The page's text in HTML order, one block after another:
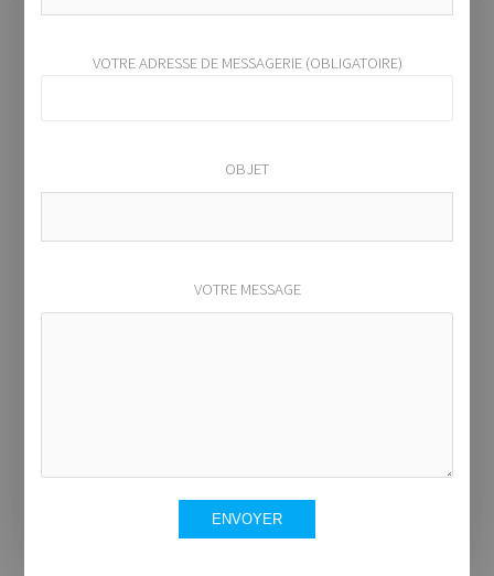
VOTRE ADRESSE DE MESSAGERIE (OBLIGATOIRE)
OBJET
VOTRE MESSAGE